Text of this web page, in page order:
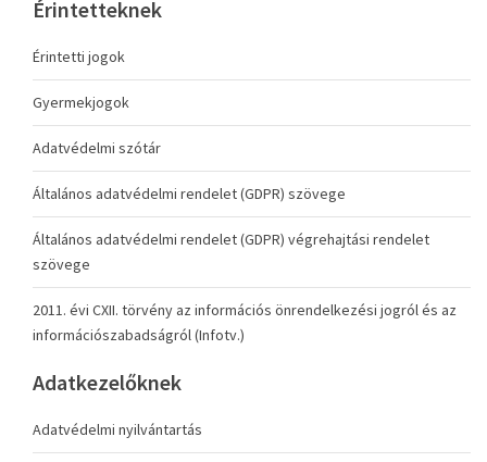
Érintetteknek
Érintetti jogok
Gyermekjogok
Adatvédelmi szótár
Általános adatvédelmi rendelet (GDPR) szövege
Általános adatvédelmi rendelet (GDPR) végrehajtási rendelet
szövege
2011. évi CXII. törvény az információs önrendelkezési jogról és az
információszabadságról (Infotv.)
Adatkezelőknek
Adatvédelmi nyilvántartás